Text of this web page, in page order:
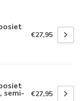
€27,95
semi- €27,95